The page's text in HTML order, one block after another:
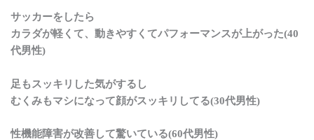
サッカーをしたら
カラダが軽くて、動きやすくてパフォーマンスが上がった(40
代男性)
足もスッキリした気がするし
むくみもマシになって顔がスッキリしてる(30代男性)
性機能障害が改善して驚いている(60代男性)